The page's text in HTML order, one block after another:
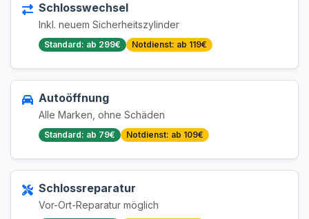
Schlosswechsel
Inkl. neuem Sicherheitszylinder
Standard: ab 299€ Notdienst: ab 119€
Autoöffnung
Alle Marken, ohne Schäden
Standard: ab 79€ Notdienst: ab 109€
Schlossreparatur
Vor-Ort-Reparatur möglich